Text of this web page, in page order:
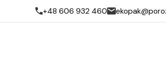
+48 606 932 460